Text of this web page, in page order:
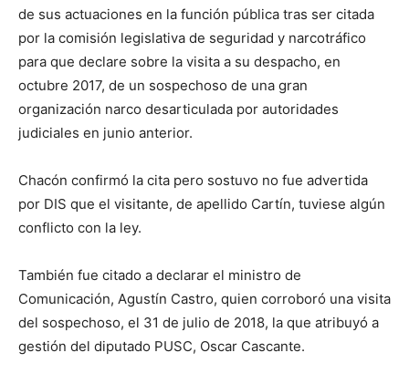
de sus actuaciones en la función pública tras ser citada
por la comisión legislativa de seguridad y narcotráfico
para que declare sobre la visita a su despacho, en
octubre 2017, de un sospechoso de una gran
organización narco desarticulada por autoridades
judiciales en junio anterior.
Chacón confirmó la cita pero sostuvo no fue advertida
por DIS que el visitante, de apellido Cartín, tuviese algún
conflicto con la ley.
También fue citado a declarar el ministro de
Comunicación, Agustín Castro, quien corroboró una visita
del sospechoso, el 31 de julio de 2018, la que atribuyó a
gestión del diputado PUSC, Oscar Cascante.